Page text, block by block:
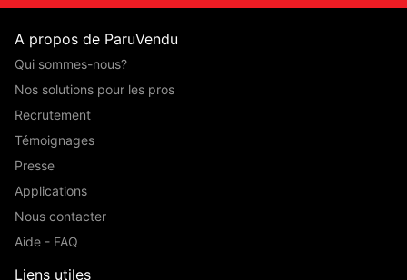
A propos de ParuVendu
Qui sommes-nous?
Nos solutions pour les pros
Recrutement
Témoignages
Presse
Applications
Nous contacter
Aide - FAQ
Liens utiles